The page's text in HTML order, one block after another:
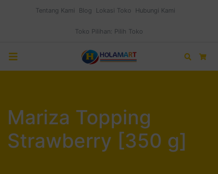
Tentang Kami Blog Lokasi Toko Hubungi Kami
Toko Pilihan: Pilih Toko
Search
Mariza Topping
Strawberry [350 g]